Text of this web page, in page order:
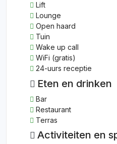
Lift
Lounge
Open haard
Tuin
Wake up call
WiFi (gratis)
24-uurs receptie
Eten en drinken
Bar
Restaurant
Terras
Activiteiten en